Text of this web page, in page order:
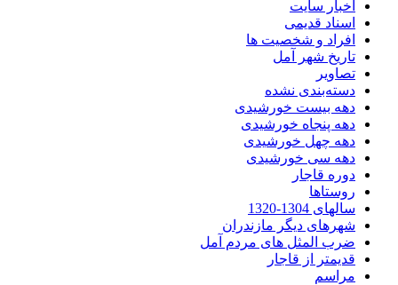
اخبار سایت
اسناد قدیمی
افراد و شخصیت ها
تاریخ شهر آمل
تصاویر
دسته‌بندی نشده
دهه بیست خورشیدی
دهه پنجاه خورشیدی
دهه چهل خورشیدی
دهه سی خورشیدی
دوره قاجار
روستاها
سالهای 1304-1320
شهرهای دیگر مازندران
ضرب المثل های مردم آمل
قدیمتر از قاجار
مراسم